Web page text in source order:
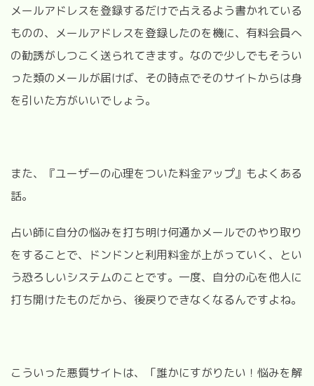
メールアドレスを登録するだけで占えるよう書かれている
ものの、メールアドレスを登録したのを機に、有料会員へ
の勧誘がしつこく送られてきます。なので少しでもそうい
った類のメールが届けば、その時点でそのサイトからは身
を引いた方がいいでしょう。
また、『ユーザーの心理をついた料金アップ』もよくある
話。
占い師に自分の悩みを打ち明け何通かメールでのやり取り
をすることで、ドンドンと利用料金が上がっていく、とい
う恐ろしいシステムのことです。一度、自分の心を他人に
打ち開けたものだから、後戻りできなくなるんですよね。
こういった悪質サイトは、「誰かにすがりたい！悩みを解